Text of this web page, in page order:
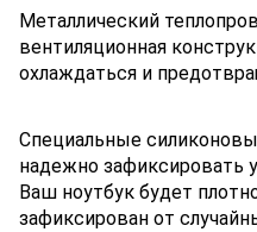
Металлический
вентиляционная
охлаждаться и
Специальные
надежно зафиксировать
Ваш ноутбук будет
зафиксирован от